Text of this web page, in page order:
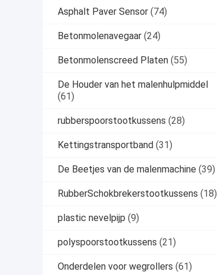
Asphalt Paver Sensor (74)
Betonmolenavegaar (24)
Betonmolenscreed Platen (55)
De Houder van het malenhulpmiddel
(61)
rubberspoorstootkussens (28)
Kettingstransportband (31)
De Beetjes van de malenmachine (39)
RubberSchokbrekerstootkussens (18)
plastic nevelpijp (9)
polyspoorstootkussens (21)
Onderdelen voor wegrollers (61)